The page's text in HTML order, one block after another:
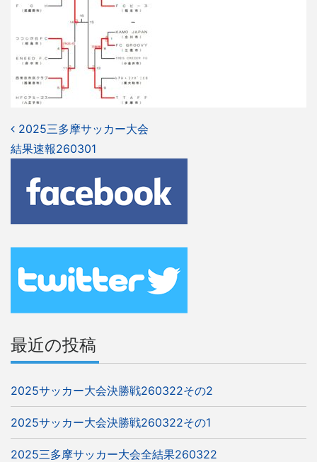
投
稿
ナ
ビ
ゲ
ー
シ
2025三多摩サッカー大会
結果速報260301
最近の投稿
2025サッカー大会決勝戦260322その2
2025サッカー大会決勝戦260322その1
2025三多摩サッカー大会全結果260322